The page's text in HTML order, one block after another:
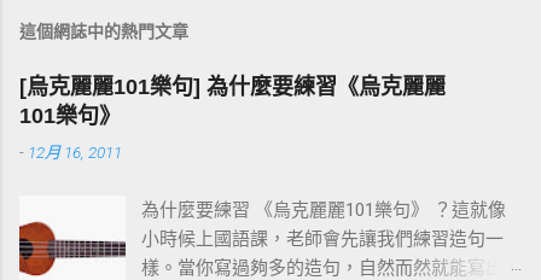
這個網誌中的熱門文章
[烏克麗麗101樂句] 為什麼要練習《烏克麗麗
101樂句》
- 12月 16, 2011
為什麼要練習 《烏克麗麗101樂句》 ？這就像
小時候上國語課，老師會先讓我們練習造句一
樣。當你寫過夠多的造句，自然而然就能寫出